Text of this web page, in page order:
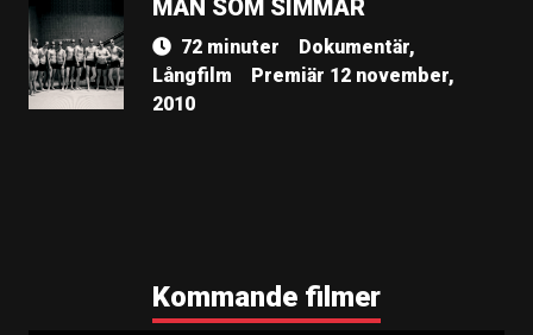
MÄN SOM SIMMAR
72 minuter
Dokumentär,
Långfilm
Premiär 12 november,
2010
Kommande filmer